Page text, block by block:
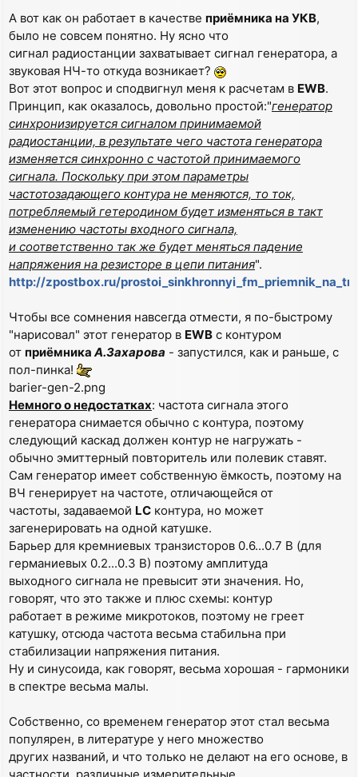
А вот как он работает в качестве приёмника на УКВ,
было не совсем понятно. Ну ясно что
сигнал радиостанции захватывает сигнал генератора, а
звуковая НЧ-то откуда возникает?
Вот этот вопрос и сподвигнул меня к расчетам в EWB.
Принцип, как оказалось, довольно простой:"генератор
синхронизируется сигналом принимаемой
радиостанции, в результате чего частота генератора
изменяется синхронно с частотой принимаемого
сигнала. Поскольку при этом параметры
частотозадающего контура не меняются, то ток,
потребляемый гетеродином будет изменяться в такт
изменению частоты входного сигнала,
и соответственно так же будет меняться падение
напряжения на резисторе в цепи питания".
http://zpostbox.ru/
Чтобы все сомнения навсегда отмести, я по-быстрому
"нарисовал" этот генератор в EWB с контуром
от приёмникаА.Захарова - запустился, как и раньше, с
пол-пинка!
barier-gen-2.png
Немного о недостатках: частота сигнала этого
генератора снимается обычно с контура, поэтому
следующий каскад должен контур не нагружать -
обычно эмиттерный повторитель или полевик ставят.
Сам генератор имеет собственную ёмкость, поэтому на
ВЧ генерирует на частоте, отличающейся от
частоты, задаваемой LC контура, но может
загенерировать на одной катушке.
Барьер для кремниевых транзисторов 0.6...0.7 В (для
германиевых 0.2...0.3 В) поэтому амплитуда
выходного сигнала не превысит эти значения. Но,
говорят, что это также и плюс схемы: контур
работает в режиме микротоков, поэтому не греет
катушку, отсюда частота весьма стабильна при
стабилизации напряжения питания.
Ну и синусоида, как говорят, весьма хорошая - гармоники
в спектре весьма малы.
Собственно, со временем генератор этот стал весьма
популярен, в литературе у него множество
других названий, и что только не делают на его основе, в